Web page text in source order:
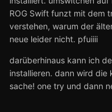
ROG Swift funzt mit dem
verstehen, warum der
neue leider nicht. pfuiiii
darüberhinaus kann ich
installieren. dann wird
sache! one try und dann